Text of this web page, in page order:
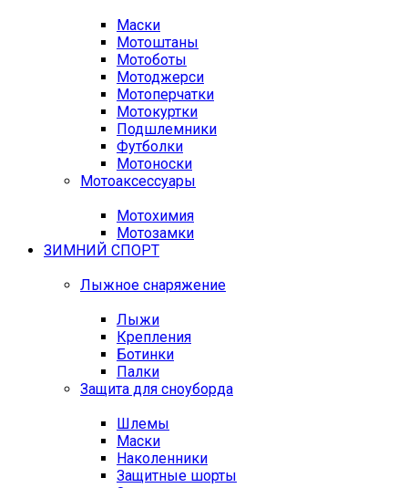
Маски
Мотоштаны
Мотоботы
Мотоджерси
Мотоперчатки
Мотокуртки
Подшлемники
Футболки
Мотоноски
Мотоаксессуары
Мотохимия
Мотозамки
ЗИМНИЙ СПОРТ
Лыжное снаряжение
Лыжи
Крепления
Ботинки
Палки
Защита для сноуборда
Шлемы
Маски
Наколенники
Защитные шорты